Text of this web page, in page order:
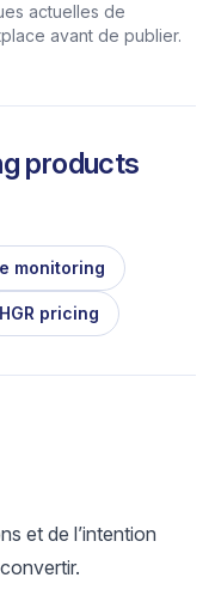
actuelles de
avant de publier.
products
monitoring
HGR pricing
et de l’intention